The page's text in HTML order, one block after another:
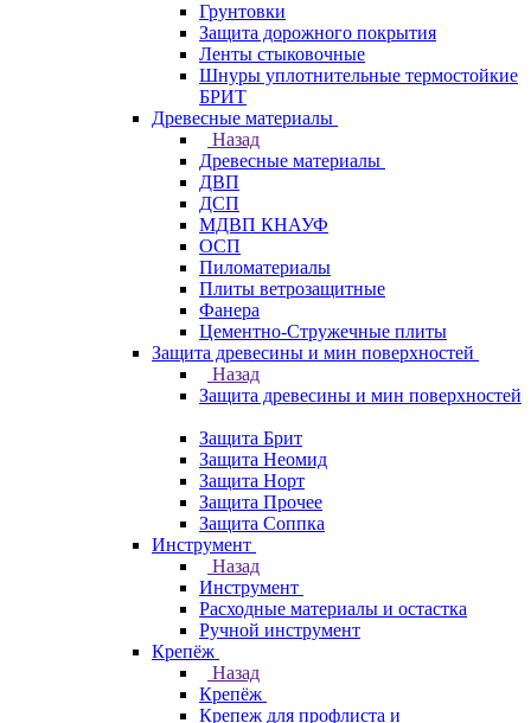
Грунтовки
Защита дорожного покрытия
Ленты стыковочные
Шнуры уплотнительные термостойкие
БРИТ
Древесные материалы
Назад
Древесные материалы
ДВП
ДСП
МДВП КНАУФ
ОСП
Пиломатериалы
Плиты ветрозащитные
Фанера
Цементно-Стружечные плиты
Защита древесины и мин поверхностей
Назад
Защита древесины и мин поверхностей
Защита Брит
Защита Неомид
Защита Норт
Защита Прочее
Защита Соппка
Инструмент
Назад
Инструмент
Расходные материалы и остастка
Ручной инструмент
Крепёж
Назад
Крепёж
Крепеж для профлиста и